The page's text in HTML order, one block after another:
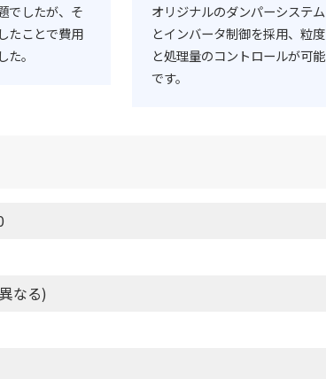
でしたが、そ
たことで費用
。
オリジナルのダンパーシステム
とインバータ制御を採用、粒度
と処理量のコントロールが可能
です。
なる)